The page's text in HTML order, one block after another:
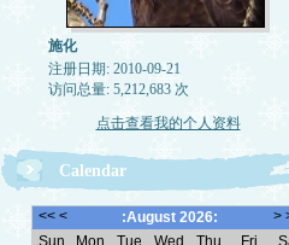
施化
注册日期: 2010-09-21
访问总量: 5,212,683 次
点击查看我的个人资料
Calendar